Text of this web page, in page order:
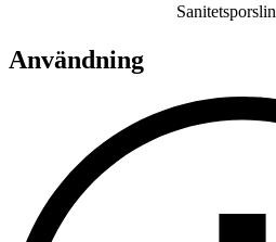
Sanitetsporslin
Användning